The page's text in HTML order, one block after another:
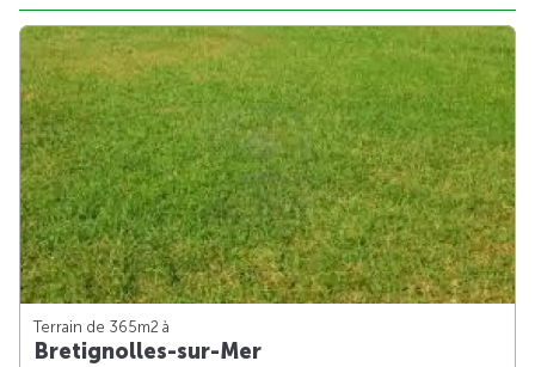
Terrain de 365m2 à
Bretignolles-sur-Mer